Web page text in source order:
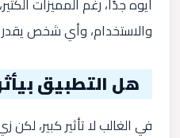
والاستخدام، وأي شخص
هل التطبيق
في الغالب لا تأثير كبير،